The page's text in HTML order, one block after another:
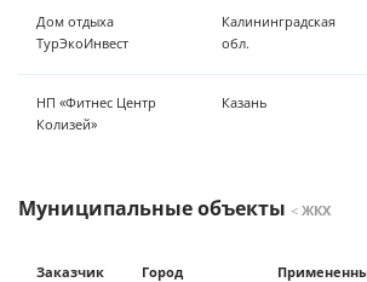
Дом отдыха
ТурЭкоИнвест
Калининградская
обл.
НП «Фитнес Центр
Колизей»
Казань
Муниципальные объекты < ЖКХ
Заказчик Город